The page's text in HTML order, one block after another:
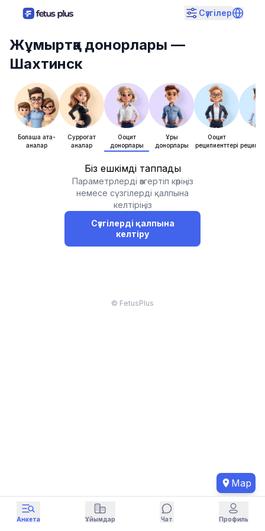
Сүзгілер
Жұмыртқа донорлары —
Шахтинск
Болашақ ата-
аналар
Суррогат
аналар
Ооцит
донорлары
Ұрық
донорлары
Ооцит
реципиенттері
Біз ешкімді таппадық
Параметрлерді өзгертіп көріңіз
немесе сүзгілерді қалпына
келтіріңіз
Сүзгілерді қалпына
келтіру
© FetusPlus
Map
Анкета Ұйымдар Чат Профиль